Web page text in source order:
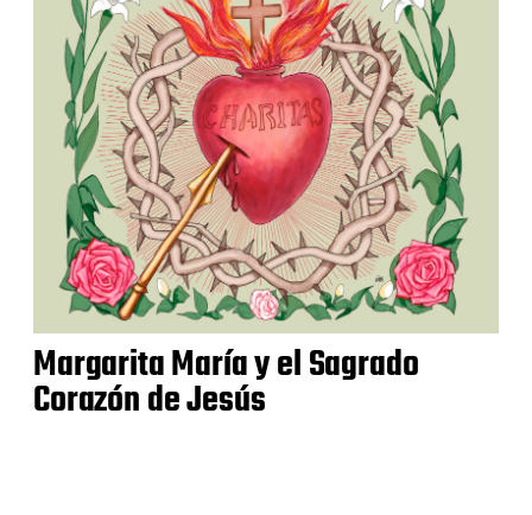
Margarita María y el Sagrado
Corazón de Jesús